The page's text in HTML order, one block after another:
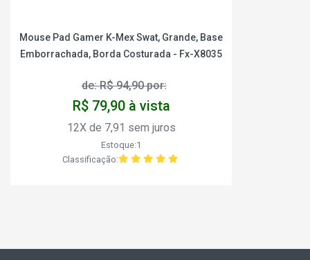
Mouse Pad Gamer K-Mex Swat, Grande, Base
Emborrachada, Borda Costurada - Fx-X8035
de: R$ 94,90 por:
R$ 79,90 à vista
12X de 7,91 sem juros
Estoque:1
Classificação: